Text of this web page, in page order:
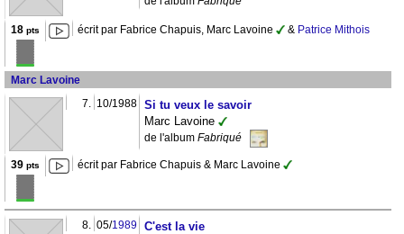
18 pts écrit par Fabrice Chapuis, Marc Lavoine & Patrice Mithois
Marc Lavoine
7.
10/1988 Si tu veux le savoir
Marc Lavoine
de l'album Fabriqué
39 pts écrit par Fabrice Chapuis & Marc Lavoine
8. 05/1989
C'est la vie